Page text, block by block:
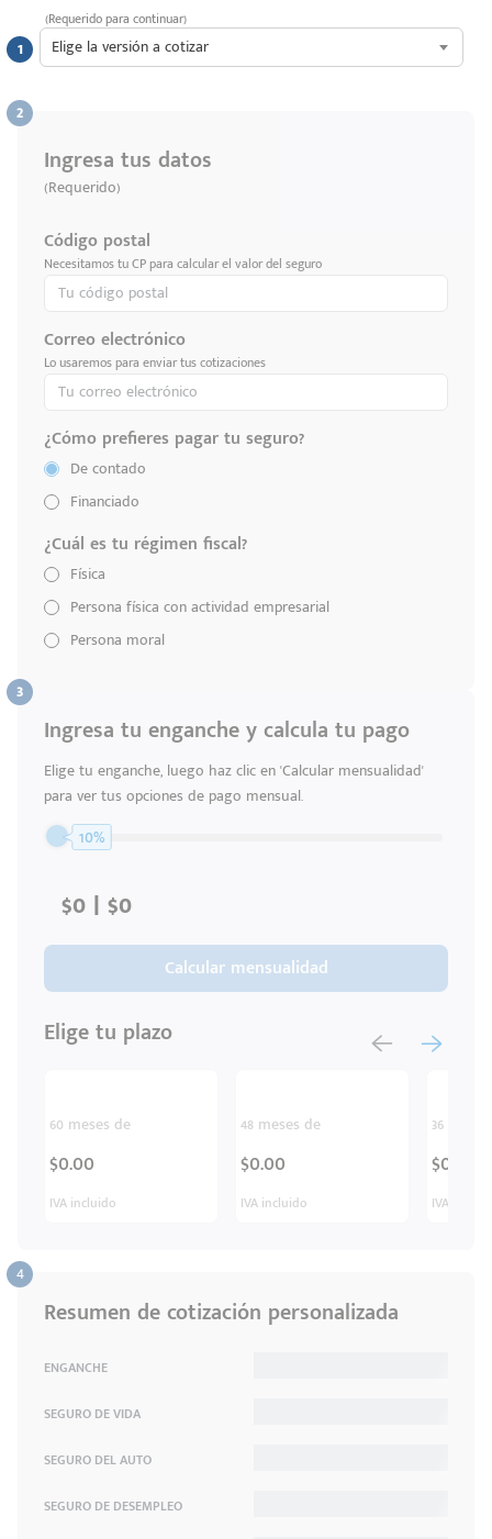
+528121278366Postal
Elige la versión a cotizar
(Requerido para continuar)
Ingresa tus datos
(Requerido)
Código postal
Necesitamos tu CP para calcular el valor del seguro
Correo electrónico
Lo usaremos para enviar tus cotizaciones
¿Cómo prefieres pagar tu seguro?
De contado
Financiado
¿Cuál es tu régimen fiscal?
Física
Persona física con actividad empresarial
Persona moral
Ingresa tu enganche y calcula tu pago
Elige tu enganche, luego haz clic en 'Calcular mensualidad'
para ver tus opciones de pago mensual.
10%
Calcular mensualidad
Elige tu plazo
60 meses de
$0.00
IVA incluido
48 meses de
$0.00
IVA incluido
36
$0.00
IVA
Resumen de cotización personalizada
ENGANCHE
SEGURO DE VIDA
SEGURO DEL AUTO
SEGURO DE DESEMPLEO